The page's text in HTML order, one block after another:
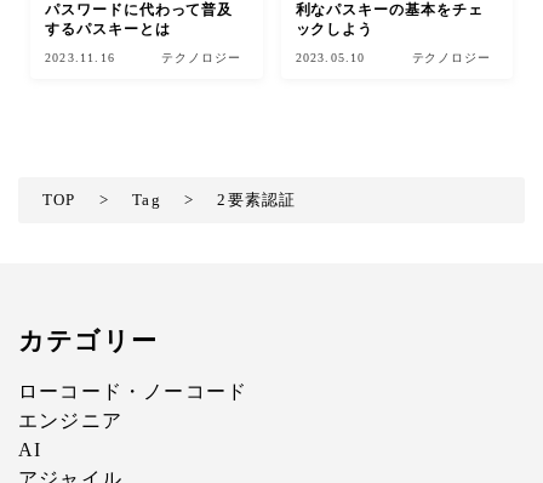
パスワードに代わって普及
するパスキーとは
2023.11.16 テクノロジー
利なパスキーの基本をチェ
ックしよう
2023.05.10 テクノロジー
TOP > Tag > 2要素認証
カテゴリー
ローコード・ノーコード
エンジニア
AI